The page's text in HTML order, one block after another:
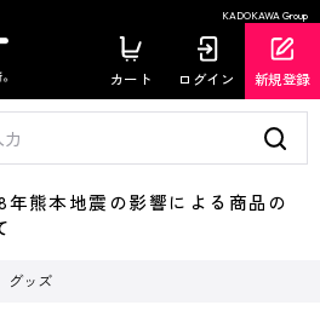
KADOKAWA Group
カート ログイン 新規登録
熊本地震の影響による商品の
グッズ